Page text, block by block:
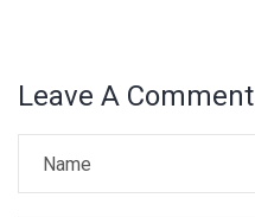
Leave A Comment